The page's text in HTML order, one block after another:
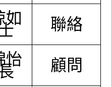
如 聯絡
怡 顧問